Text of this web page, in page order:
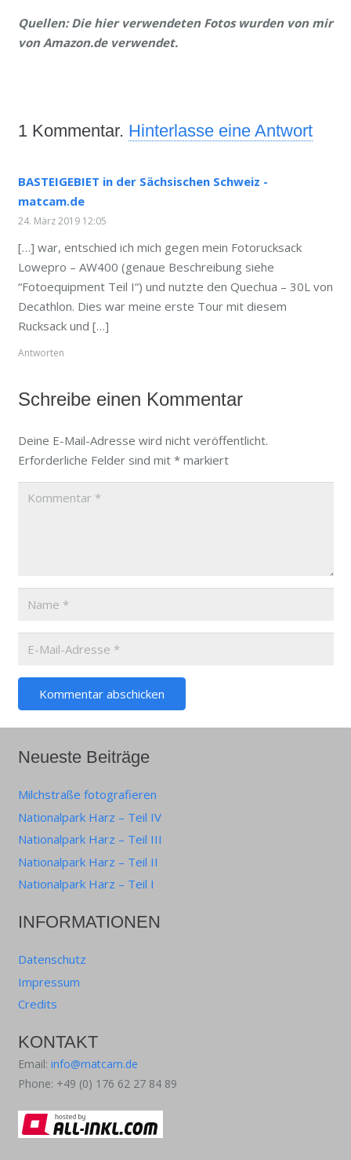
Quellen: Die hier verwendeten Fotos wurden von mir
von Amazon.de verwendet.
1 Kommentar. Hinterlasse eine Antwort
BASTEIGEBIET in der Sächsischen Schweiz -
matcam.de
24. März 2019 12:05
[…] war, entschied ich mich gegen mein Fotorucksack
Lowepro – AW400 (genaue Beschreibung siehe
“Fotoequipment Teil I“) und nutzte den Quechua – 30L von
Decathlon. Dies war meine erste Tour mit diesem
Rucksack und […]
Antworten
Schreibe einen Kommentar
Deine E-Mail-Adresse wird nicht veröffentlicht.
Erforderliche Felder sind mit *markiert
Kommentar abschicken
Neueste Beiträge
Milchstraße fotografieren
Nationalpark Harz – Teil IV
Nationalpark Harz – Teil III
Nationalpark Harz – Teil II
Nationalpark Harz – Teil I
INFORMATIONEN
Datenschutz
Impressum
Credits
KONTAKT
Email: info@matcam.de
Phone: +49 (0) 176 62 27 84 89